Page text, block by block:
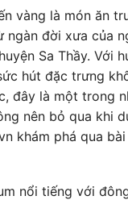
vàng là món ăn
ngàn đời xưa của
Sa Thầy. Với
hút đặc trưng
đây là một trong
nên bỏ qua khi
khám phá qua
nổi tiếng với